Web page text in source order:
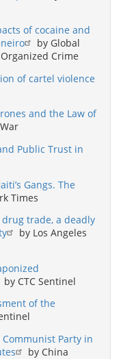
of cocaine and
by Global
Crime
of cartel violence
and the Law of
Public Trust in
Gangs. The
Times
trade, a deadly
by Los Angeles
by CTC Sentinel
of the
Party in
by China